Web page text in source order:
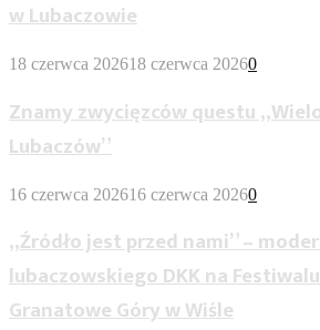
w Lubaczowie
18 czerwca 202618 czerwca 20260
Znamy zwycięzców questu
Lubaczów”
16 czerwca 202616 czerwca 20260
„Źródło jest przed nami” –
lubaczowskiego DKK na
Granatowe Góry w Wiśle